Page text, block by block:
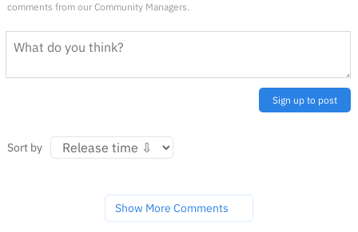
comments from our Community Managers.
Sign up to post
Sort by
Show More Comments